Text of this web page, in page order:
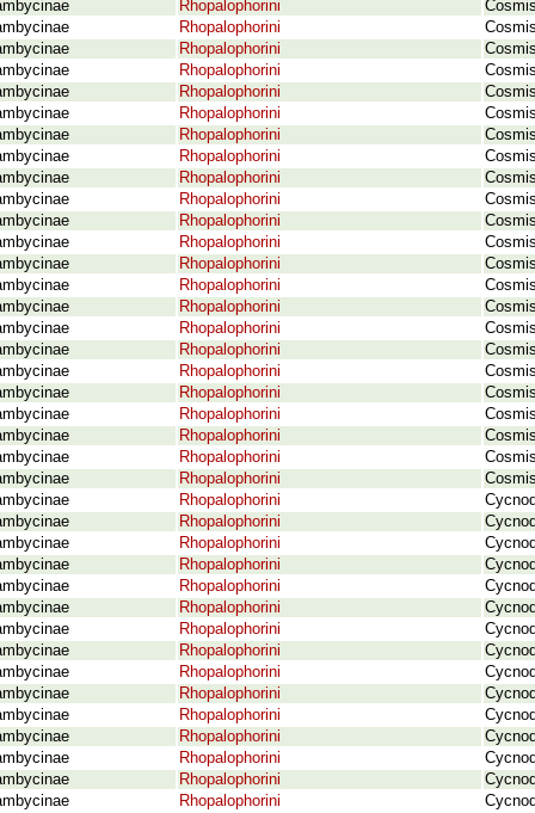
Rhopalophorini
Rhopalophorini
Rhopalophorini
Rhopalophorini
Rhopalophorini
Rhopalophorini
Rhopalophorini
Rhopalophorini
Rhopalophorini
Rhopalophorini
Rhopalophorini
Rhopalophorini
Rhopalophorini
Rhopalophorini
Rhopalophorini
Rhopalophorini
Rhopalophorini
Rhopalophorini
Rhopalophorini
Rhopalophorini
Rhopalophorini
Rhopalophorini
Rhopalophorini
Rhopalophorini
Rhopalophorini
Rhopalophorini
Rhopalophorini
Rhopalophorini
Rhopalophorini
Rhopalophorini
Rhopalophorini
Rhopalophorini
Rhopalophorini
Rhopalophorini
Rhopalophorini
Rhopalophorini
Rhopalophorini
Rhopalophorini